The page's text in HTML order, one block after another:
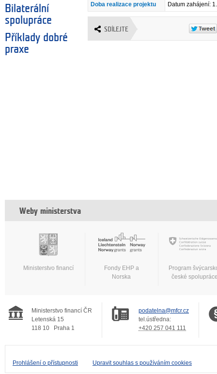
Bilaterální
spolupráce
Příklady dobré
praxe
Doba realizace projektu Datum zahájení:
SDÍLEJTE
Weby ministerstva
Ministerstvo financí
Fondy EHP a
Norska
Program
české
Ministerstvo financí ČR
Letenská 15
118 10
Praha 1
podatelna@mfcr.cz
tel.ústředna:
+420 257 041 111
Prohlášení o přístupnosti Upravit souhlas s používáním cookies